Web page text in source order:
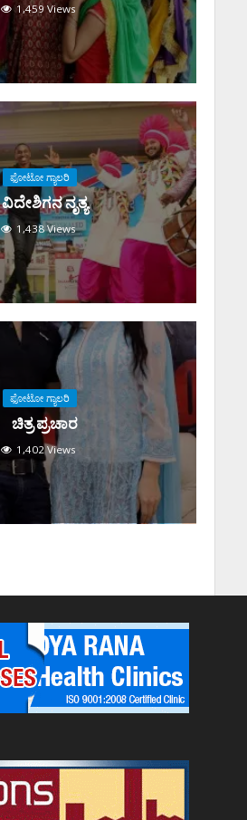
1,459 Views
ಫೋಟೋ ಗ್ಯಾಲರಿ
ವಿದೇಶಿಗನ ನೃತ್ಯ
1,438 Views
ಫೋಟೋ ಗ್ಯಾಲರಿ
ಚಿತ್ರ ಪ್ರಚಾರ
1,402 Views